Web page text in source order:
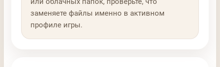
заменяете файлы именно в активном
профиле игры.